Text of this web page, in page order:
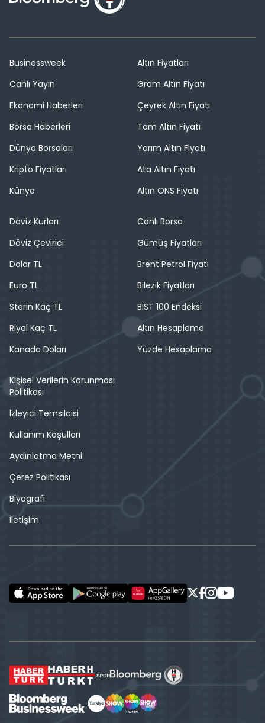
Businessweek
Canlı Yayın
Ekonomi Haberleri
Borsa Haberleri
Dünya Borsaları
Kripto Fiyatları
Künye
Altın Fiyatları
Gram Altın Fiyatı
Çeyrek Altın Fiyatı
Tam Altın Fiyatı
Yarım Altın Fiyatı
Ata Altın Fiyatı
Altın ONS Fiyatı
Döviz Kurları
Döviz Çevirici
Dolar TL
Euro TL
Sterin Kaç TL
Riyal Kaç TL
Kanada Doları
Canlı Borsa
Gümüş Fiyatları
Brent Petrol Fiyatı
Bilezik Fiyatları
BIST 100 Endeksi
Altın Hesaplama
Yüzde Hesaplama
Kişisel Verilerin Korunması
Politikası
İzleyici Temsilcisi
Kullanım Koşulları
Aydınlatma Metni
Çerez Politikası
Biyografi
İletişim